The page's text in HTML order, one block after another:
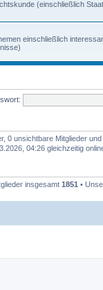
(einschließlich
einschließlich
0 unsichtbare Mitglieder
04:26 gleichzeitig
insgesamt 1851 •